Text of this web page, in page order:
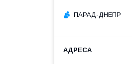
ПАРАД-ДНЕПР